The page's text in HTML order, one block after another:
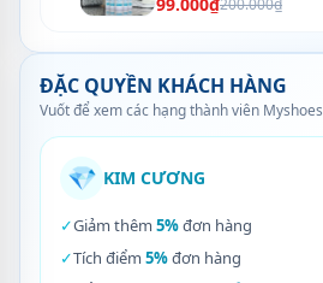
200.000₫
ĐẶC QUYỀN KHÁCH HÀNG
Vuốt để xem các hạng thành viên Myshoes
💎 KIM CƯƠNG
✓Giảm thêm 5%đơn hàng
✓Tích điểm 5%đơn hàng